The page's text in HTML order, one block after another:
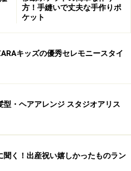
方！手縫いで丈夫な手作りポ
ケット
キッズの優秀セレモニースタイ
型・ヘアアレンジ スタジオアリス
聞く！出産祝い嬉しかったものラン